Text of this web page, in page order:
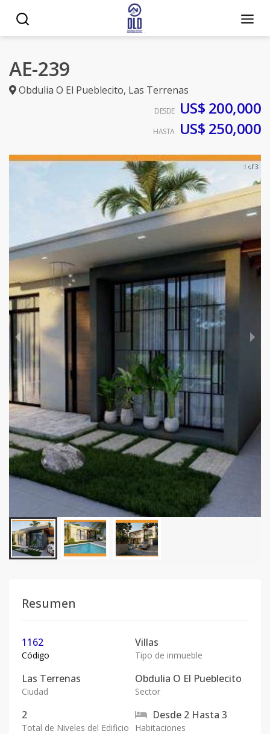
AE-239
Obdulia O El Pueblecito, Las Terrenas
DESDE US$ 200,000
HASTA US$ 250,000
1 of 3
Resumen
1162
Código
Villas
Tipo de inmueble
Las Terrenas
Ciudad
Obdulia O El Pueblecito
Sector
2
Total de Niveles del Edificio
Desde 2 Hasta 3
Habitaciones